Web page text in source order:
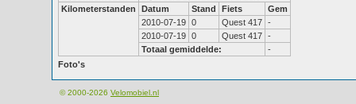
Kilometerstanden
Datum Stand Fiets
Gem
2010-07-19 0 Quest 417 -
2010-07-19 0 Quest 417 -
Totaal gemiddelde:
-
Foto's
© 2000-2026 Velomobiel.nl